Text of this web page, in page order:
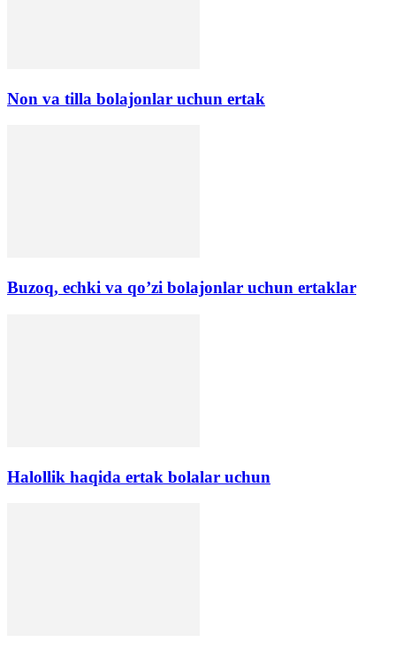
Non va tilla bolajonlar uchun ertak
Buzoq, echki va qo’zi bolajonlar uchun ertaklar
Halollik haqida ertak bolalar uchun